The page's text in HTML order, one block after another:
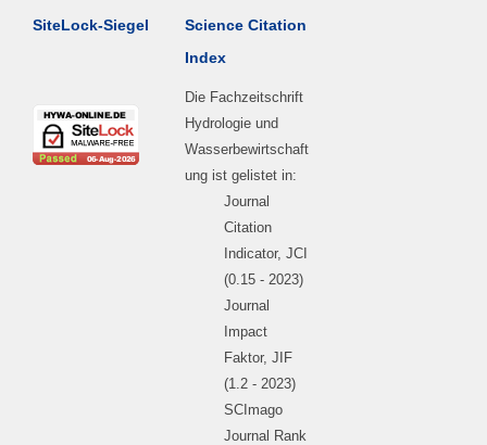
SiteLock-Siegel
Science Citation
Index
Die Fachzeitschrift
Hydrologie und
Wasserbewirtschaft
ung ist gelistet in:
Journal
Citation
Indicator, JCI
(0.15 - 2023)
Journal
Impact
Faktor, JIF
(1.2 - 2023)
SCImago
Journal Rank